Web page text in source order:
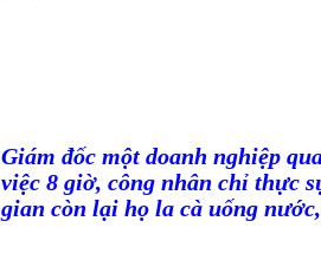
Giám đốc một doanh nghiệp
việc 8 giờ, công nhân chỉ thực
gian còn lại họ la cà uống